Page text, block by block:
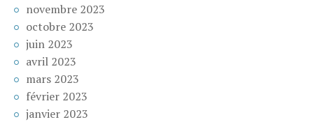
novembre 2023
octobre 2023
juin 2023
avril 2023
mars 2023
février 2023
janvier 2023